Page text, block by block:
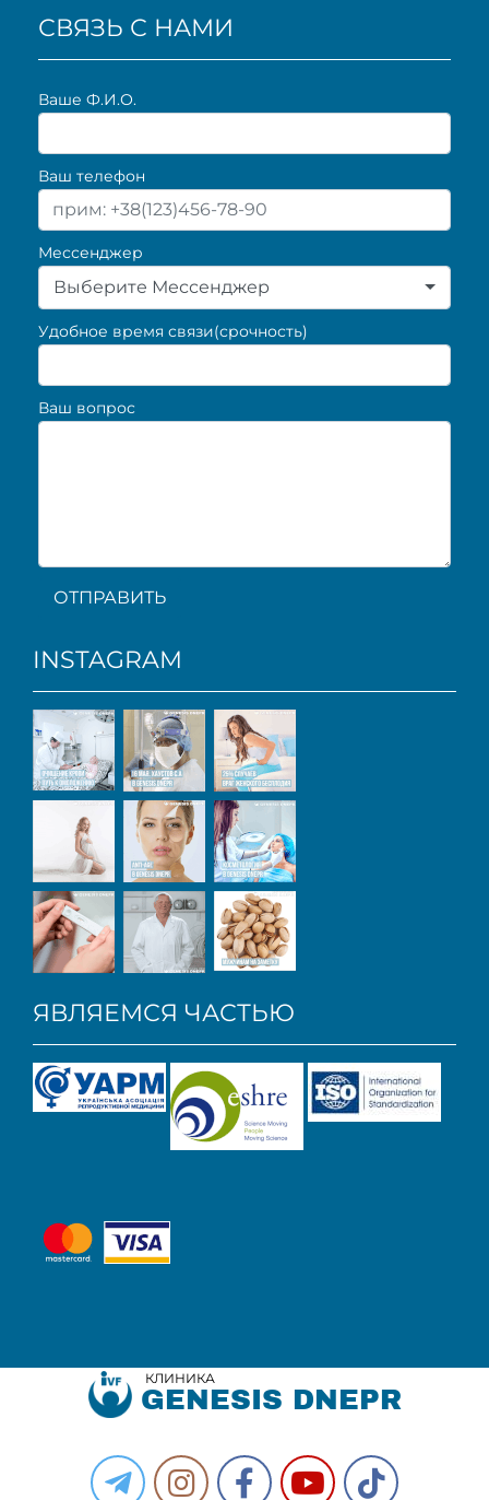
СВЯЗЬ С НАМИ
Ваше Ф.И.О.
Ваш телефон
Мессенджер
Выберите Мессенджер
Удобное время связи(срочность)
Ваш вопрос
ОТПРАВИТЬ
INSTAGRAM
ЯВЛЯЕМСЯ ЧАСТЬЮ
КЛИНИКА
GENESIS DNEPR